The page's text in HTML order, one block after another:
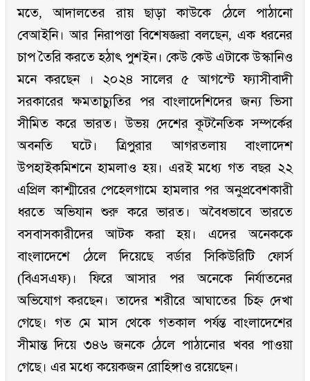
মতে, আদালতের রায় ছাড়া কাউকে ঠেলে পাঠানো
বেআইনি। আর নিরাপত্তা বিশেষজ্ঞরা বলছেন, এক ধরনের
চাপ তৈরি করতে হঠাৎ পুশইন। কেউ কেউ এটাকে উস্কানিও
মনে করছেন । ২০২৪ সালের ৫ আগস্টে ফ্যাসীবাদী
সরকারের ক্ষমতাচ্যুতির পর বাংলাদেশিদের জন্য ভিসা
সীমিত করে ভারত। উভয় দেশের কূটনৈতিক সম্পর্কের
অবনতি ঘটে। ত্রিপুরার আগরতলায় বাংলাদেশ
উপহাইকমিশনে হামলাও হয়। এরই মধ্যে গত বছর ২২
এপ্রিল কাশ্মীরের পেহেলগামে হামলার পর অনুপ্রবেশকারী
ধরতে অভিযান শুরু করে ভারত। অবৈধভাবে ভারতে
বসবাসকারীদের আটক করা হয়। এদের অনেককে
বাংলাদেশে ঠেলে দিয়েছে বর্ডার সিকিউরিটি ফোর্স
(বিএসএফ)। ফিরে আসার পর অনেকে নির্যাতনের
অভিযোগ করছেন। তাদের শরীরে আঘাতের চিহ্ন দেখা
গেছে। গত মে মাস থেকে গতকাল পর্যন্ত বাংলাদেশের
সীমান্ত দিয়ে ৩৪৬ জনকে ঠেলে পাঠানোর খবর পাওয়া
গেছে। এর মধ্যে কয়েকজন রোহিঙ্গাও রয়েছেন।